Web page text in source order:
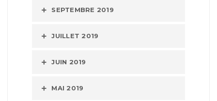
SEPTEMBRE 2019
JUILLET 2019
JUIN 2019
MAI 2019